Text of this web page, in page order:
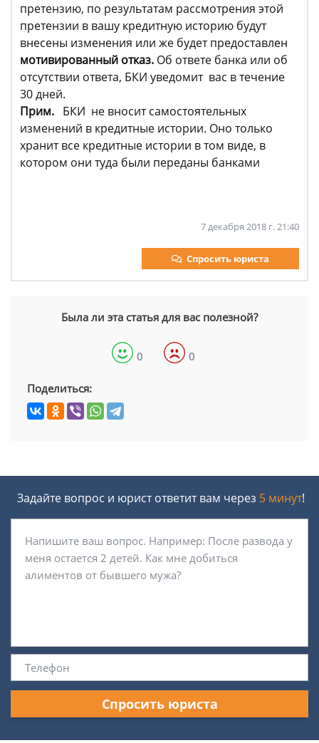
претензию, по результатам рассмотрения этой
претензии в вашу кредитную историю будут
внесены изменения или же будет предоставлен
мотивированный отказ. Об ответе банка или об
отсутствии ответа, БКИ уведомит вас в течение
30 дней.
Прим. БКИ не вносит самостоятельных
изменений в кредитные истории. Оно только
хранит все кредитные истории в том виде, в
котором они туда были переданы банками
7 декабря 2018 г. 21:40
Спросить юриста
Была ли эта статья для вас полезной?
0 0
Поделиться:
Задайте вопрос и юрист ответит вам через 5 минут!
Спросить юриста